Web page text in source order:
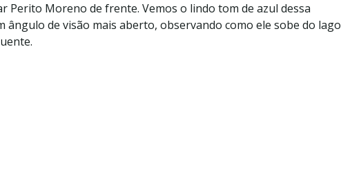
Perito Moreno de frente. Vemos o lindo tom de azul dessa
de visão mais aberto, observando como ele sobe do lago